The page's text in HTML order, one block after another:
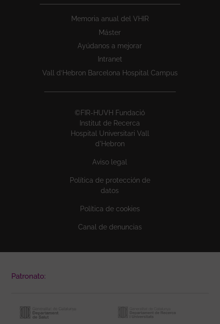
Memoria anual del VHIR
Máster
Ayúdanos a mejorar
Intranet
Vall d’Hebron Barcelona Hospital Campus
©FIR-HUVH Fundació
Institut de Recerca
Hospital Universitari Vall
d'Hebron
Aviso legal
Política de protección de
datos
Política de cookies
Canal de denuncias
Patronato: